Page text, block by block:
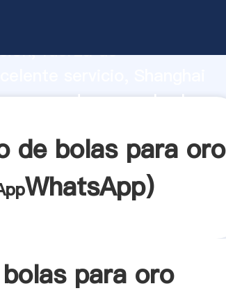
fuerza de
proveedor crea el valor y
de bolas para oro
WhatsApp)
para oro